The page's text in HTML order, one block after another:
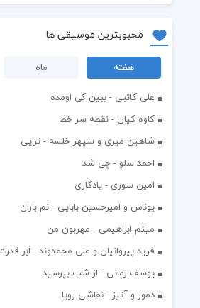
محبوبترین موسیقی ها
هفته ماه
علی کاتبی - ببین کی اومده
کاوه کیان - نقطه سر خط
شاهین میری و سپهر خلسه - تراپی
احمد سلو - چی شد
امین سوری - یادگاری
یوناس و امیرحسین بابایی - نم باران
میثم ابراهیمی - مهربون من
فرید پیروانیان و علی محمدوند - اَبَر
یوسف زمانی - از شب بپرسید
دمور و آتیز - نقاشی رویا